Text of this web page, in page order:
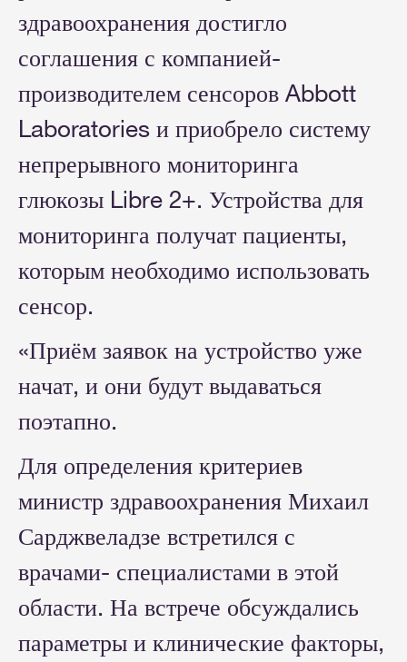
здравоохранения достигло
соглашения с компанией-
производителем сенсоров Abbott
Laboratories и приобрело систему
непрерывного мониторинга
глюкозы Libre 2+. Устройства для
мониторинга получат пациенты,
которым необходимо использовать
сенсор.
«Приём заявок на устройство уже
начат, и они будут выдаваться
поэтапно.
Для определения критериев
министр здравоохранения Михаил
Сарджвеладзе встретился с
врачами- специалистами в этой
области. На встрече обсуждались
параметры и клинические факторы,